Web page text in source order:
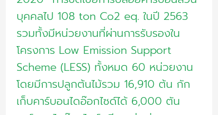
บุคคลไป 108 ton Co2 eq. ในปี 2563
รวมทั้งมีหน่วยงานที่ผ่านการรับรองใน
โครงการ Low Emission Support
Scheme (LESS) ทั้งหมด 60 หน่วยงาน
โดยมีการปลูกต้นไม้รวม 16,910 ต้น กัก
เก็บคาร์บอนไดอ๊อกไซด์ได้ 6,000 ตัน